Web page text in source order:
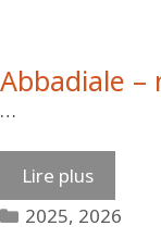
Abbadiale –
…
Lire plus
Catégories
2025, 2026